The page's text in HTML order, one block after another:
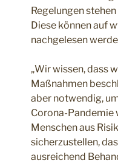
Regelungen
Diese können auf
nachgelesen
„Wir wissen, dass
Maßnahmen
aber notwendig,
Corona-Pandemie
Menschen aus
sicherzustellen,
ausreichend